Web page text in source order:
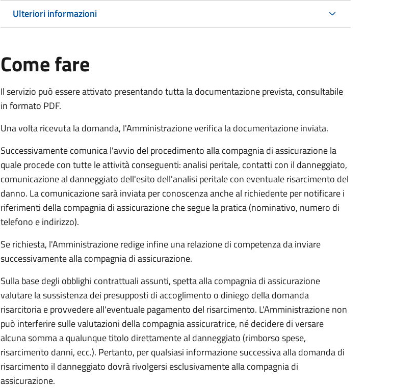
Ulteriori informazioni
Come fare
Il servizio può essere attivato presentando tutta la documentazione prevista, consultabile
in formato PDF.
Una volta ricevuta la domanda, l'Amministrazione verifica la documentazione inviata.
Successivamente comunica l'avvio del procedimento alla compagnia di assicurazione la
quale procede con tutte le attività conseguenti: analisi peritale, contatti con il danneggiato,
comunicazione al danneggiato dell'esito dell'analisi peritale con eventuale risarcimento del
danno. La comunicazione sarà inviata per conoscenza anche al richiedente per notificare i
riferimenti della compagnia di assicurazione che segue la pratica (nominativo, numero di
telefono e indirizzo).
Se richiesta, l'Amministrazione redige infine una relazione di competenza da inviare
successivamente alla compagnia di assicurazione.
Sulla base degli obblighi contrattuali assunti, spetta alla compagnia di assicurazione
valutare la sussistenza dei presupposti di accoglimento o diniego della domanda
risarcitoria e provvedere all'eventuale pagamento del risarcimento. L'Amministrazione non
può interferire sulle valutazioni della compagnia assicuratrice, né decidere di versare
alcuna somma a qualunque titolo direttamente al danneggiato (rimborso spese,
risarcimento danni, ecc.). Pertanto, per qualsiasi informazione successiva alla domanda di
risarcimento il danneggiato dovrà rivolgersi esclusivamente alla compagnia di
assicurazione.